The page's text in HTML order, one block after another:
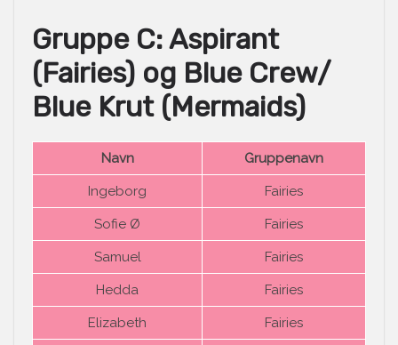
Gruppe C: Aspirant
(Fairies) og Blue Crew/
Blue Krut (Mermaids)
Navn Gruppenavn
Ingeborg Fairies
Sofie Ø Fairies
Samuel Fairies
Hedda Fairies
Elizabeth Fairies